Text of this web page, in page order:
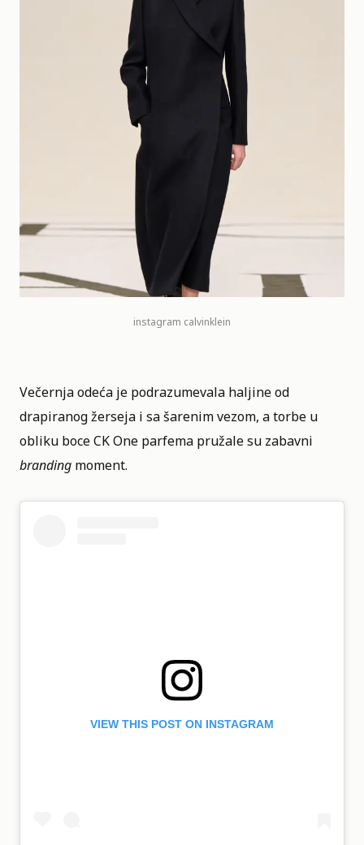
instagram calvinklein
Večernja odeća je podrazumevala haljine od
drapiranog žerseja i sa šarenim vezom, a torbe u
obliku boce CK One parfema pružale su zabavni
branding moment.
VIEW THIS POST ON INSTAGRAM